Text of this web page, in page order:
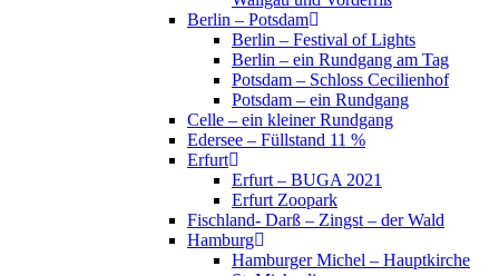
Berlin – Potsdam
Berlin – Festival of Lights
Berlin – ein Rundgang am Tag
Potsdam – Schloss Cecilienhof
Potsdam – ein Rundgang
Celle – ein kleiner Rundgang
Edersee – Füllstand 11 %
Erfurt
Erfurt – BUGA 2021
Erfurt Zoopark
Fischland- Darß – Zingst – der Wald
Hamburg
Hamburger Michel – Hauptkirche